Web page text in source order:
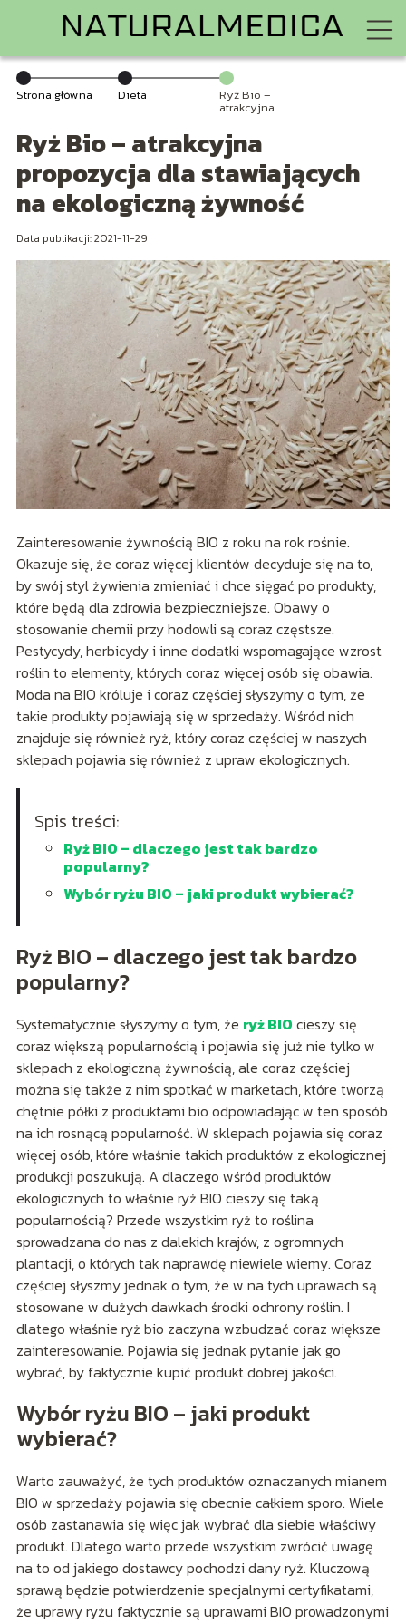
Strona główna Dieta Ryż Bio –
atrakcyjna
stawiających na
ekologiczną
żywność
Ryż Bio – atrakcyjna
propozycja dla stawiających
na ekologiczną żywność
Data publikacji: 2021-11-29
Zainteresowanie żywnością BIO z roku na rok rośnie.
Okazuje się, że coraz więcej klientów decyduje się na to,
by swój styl żywienia zmieniać i chce sięgać po produkty,
które będą dla zdrowia bezpieczniejsze. Obawy o
stosowanie chemii przy hodowli są coraz częstsze.
Pestycydy, herbicydy i inne dodatki wspomagające wzrost
roślin to elementy, których coraz więcej osób się obawia.
Moda na BIO króluje i coraz częściej słyszymy o tym, że
takie produkty pojawiają się w sprzedaży. Wśród nich
znajduje się również ryż, który coraz częściej w naszych
sklepach pojawia się również z upraw ekologicznych.
Spis treści:
Ryż BIO – dlaczego jest tak bardzo
popularny?
Wybór ryżu BIO – jaki produkt wybierać?
Ryż BIO – dlaczego jest tak bardzo
popularny?
Systematycznie słyszymy o tym, że ryż BIO cieszy się
coraz większą popularnością i pojawia się już nie tylko w
sklepach z ekologiczną żywnością, ale coraz częściej
można się także z nim spotkać w marketach, które tworzą
chętnie półki z produktami bio odpowiadając w ten sposób
na ich rosnącą popularność. W sklepach pojawia się coraz
więcej osób, które właśnie takich produktów z ekologicznej
produkcji poszukują. A dlaczego wśród produktów
ekologicznych to właśnie ryż BIO cieszy się taką
popularnością? Przede wszystkim ryż to roślina
sprowadzana do nas z dalekich krajów, z ogromnych
plantacji, o których tak naprawdę niewiele wiemy. Coraz
częściej słyszmy jednak o tym, że w na tych uprawach są
stosowane w dużych dawkach środki ochrony roślin. I
dlatego właśnie ryż bio zaczyna wzbudzać coraz większe
zainteresowanie. Pojawia się jednak pytanie jak go
wybrać, by faktycznie kupić produkt dobrej jakości.
Wybór ryżu BIO – jaki produkt
wybierać?
Warto zauważyć, że tych produktów oznaczanych mianem
BIO w sprzedaży pojawia się obecnie całkiem sporo. Wiele
osób zastanawia się więc jak wybrać dla siebie właściwy
produkt. Dlatego warto przede wszystkim zwrócić uwagę
na to od jakiego dostawcy pochodzi dany ryż. Kluczową
sprawą będzie potwierdzenie specjalnymi certyfikatami,
że uprawy ryżu faktycznie są uprawami BIO prowadzonymi